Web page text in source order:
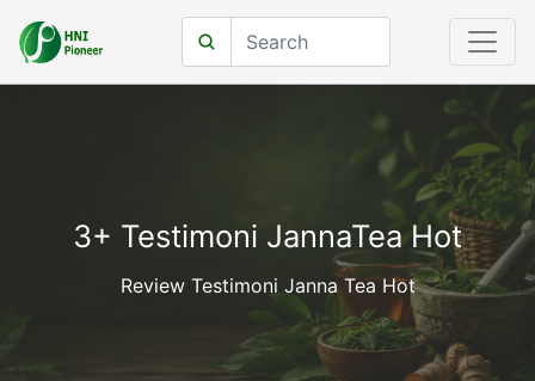
3+ Testimoni JannaTea Hot
Review Testimoni Janna Tea Hot